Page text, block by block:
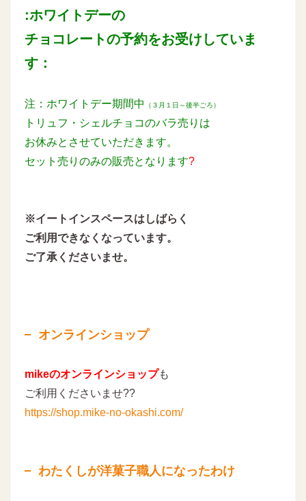
:ホワイトデーの
チョコレートの予約をお受けしていま
す：
注：ホワイトデー期間中 （３月１日～後半ごろ）
トリュフ・シェルチョコのバラ売りは
お休みとさせていただきます。
セット売りのみの販売となります?
※イートインスペースはしばらく
ご利用できなくなっています。
ご了承くださいませ。
オンラインショップ
mikeのオンラインショップも
ご利用くださいませ??
https://shop.mike-no-okashi.com/
わたくしが洋菓子職人になったわけ